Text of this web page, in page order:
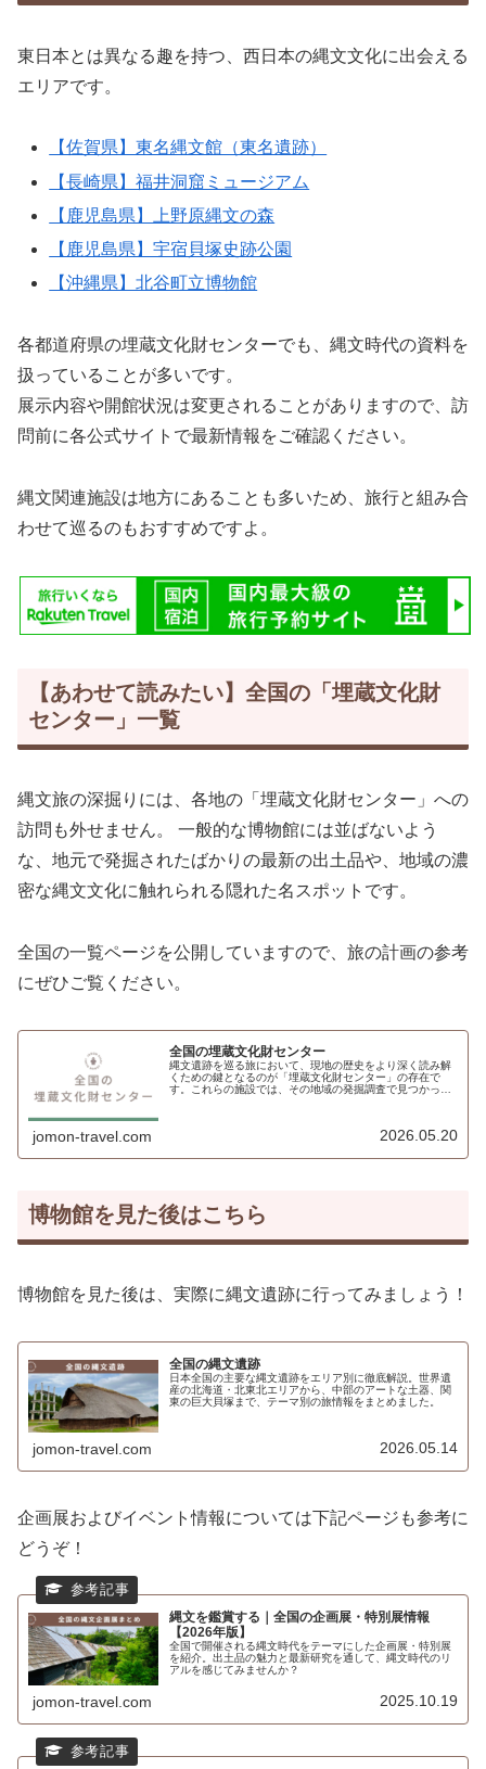
東日本とは異なる趣を持つ、西日本の縄文文化に出会える
エリアです。
【佐賀県】東名縄文館（東名遺跡）
【長崎県】福井洞窟ミュージアム
【鹿児島県】上野原縄文の森
【鹿児島県】宇宿貝塚史跡公園
【沖縄県】北谷町立博物館
各都道府県の埋蔵文化財センターでも、縄文時代の資料を
扱っていることが多いです。
展示内容や開館状況は変更されることがありますので、訪
問前に各公式サイトで最新情報をご確認ください。
縄文関連施設は地方にあることも多いため、旅行と組み合
わせて巡るのもおすすめですよ。
【あわせて読みたい】全国の「埋蔵文化財
センター」一覧
縄文旅の深掘りには、各地の「埋蔵文化財センター」への
訪問も外せません。 一般的な博物館には並ばないよう
な、地元で発掘されたばかりの最新の出土品や、地域の濃
密な縄文文化に触れられる隠れた名スポットです。
全国の一覧ページを公開していますので、旅の計画の参考
にぜひご覧ください。
全国の埋蔵文化財センター
縄文遺跡を巡る旅において、現地の歴史をより深く読み解
くための鍵となるのが「埋蔵文化財センター」の存在で
す。これらの施設では、その地域の発掘調査で見つかった
jomon-travel.com 2026.05.20
博物館を見た後はこちら
博物館を見た後は、実際に縄文遺跡に行ってみましょう！
全国の縄文遺跡
日本全国の主要な縄文遺跡をエリア別に徹底解説。世界遺
産の北海道・北東北エリアから、中部のアートな土器、関
東の巨大貝塚まで、テーマ別の旅情報をまとめました。
jomon-travel.com 2026.05.14
企画展およびイベント情報については下記ページも参考に
どうぞ！
縄文を鑑賞する｜全国の企画展・特別展情報
【2026年版】
全国で開催される縄文時代をテーマにした企画展・特別展
を紹介。出土品の魅力と最新研究を通して、縄文時代のリ
アルを感じてみませんか？
jomon-travel.com 2025.10.19